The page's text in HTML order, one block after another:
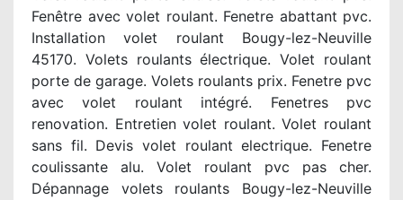
Fenêtre avec volet roulant. Fenetre abattant pvc.
Installation volet roulant Bougy-lez-Neuville
45170. Volets roulants électrique. Volet roulant
porte de garage. Volets roulants prix. Fenetre pvc
avec volet roulant intégré. Fenetres pvc
renovation. Entretien volet roulant. Volet roulant
sans fil. Devis volet roulant electrique. Fenetre
coulissante alu. Volet roulant pvc pas cher.
Dépannage volets roulants Bougy-lez-Neuville